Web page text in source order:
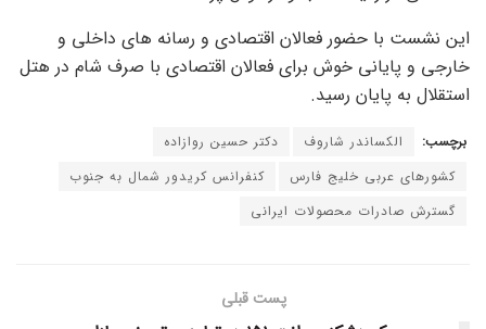
این نشست با حضور فعالان اقتصادی و رسانه های داخلی و
خارجی و پایانی خوش برای فعالان اقتصادی با صرف شام در هتل
استقلال به پایان رسید.
برچسب: الکساندر شاروف
دکتر حسین روازاده
کشورهای عربی خلیج فارس
کنفرانس کریدور شمال به جنوب
گسترش صادرات محصولات ایرانی
پست قبلی